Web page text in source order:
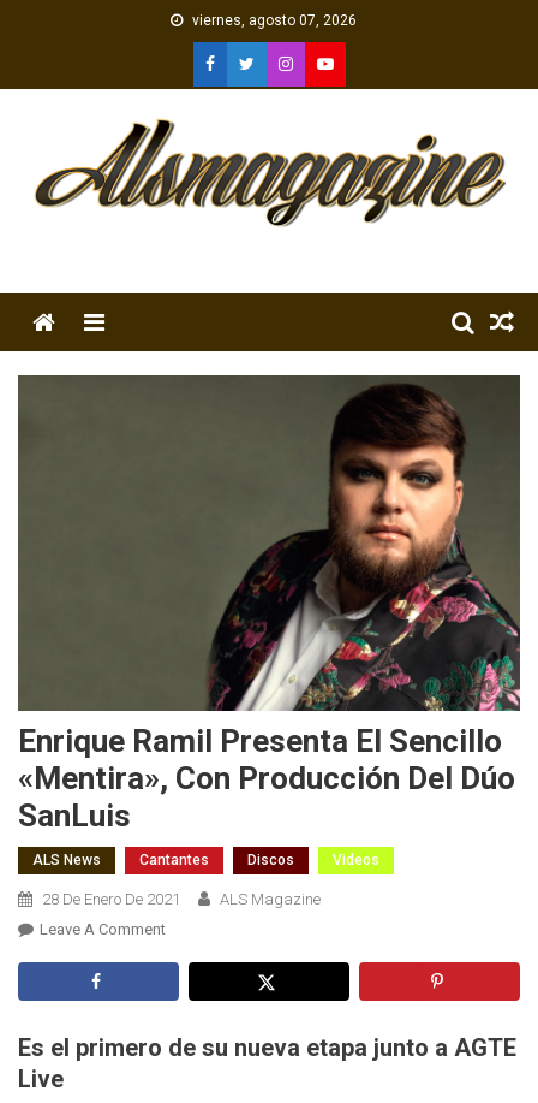
viernes, agosto 07, 2026
Menu
Enrique Ramil Presenta El Sencillo
«Mentira», Con Producción Del Dúo
SanLuis
ALS News Cantantes Discos Videos
28 De Enero De 2021
ALS Magazine
Leave A CommentOn
Es el primero de su nueva etapa junto a AGTE
Live